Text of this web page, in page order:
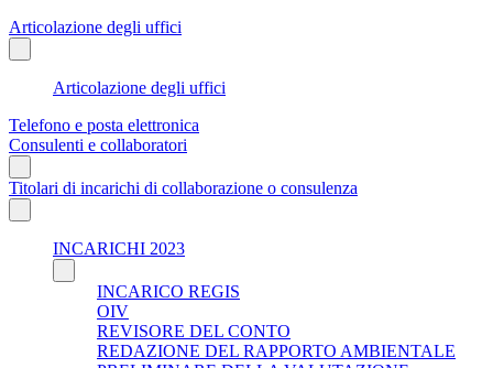
Articolazione degli uffici
Articolazione degli uffici
Telefono e posta elettronica
Consulenti e collaboratori
Titolari di incarichi di collaborazione o consulenza
INCARICHI 2023
INCARICO REGIS
OIV
REVISORE DEL CONTO
REDAZIONE DEL RAPPORTO AMBIENTALE